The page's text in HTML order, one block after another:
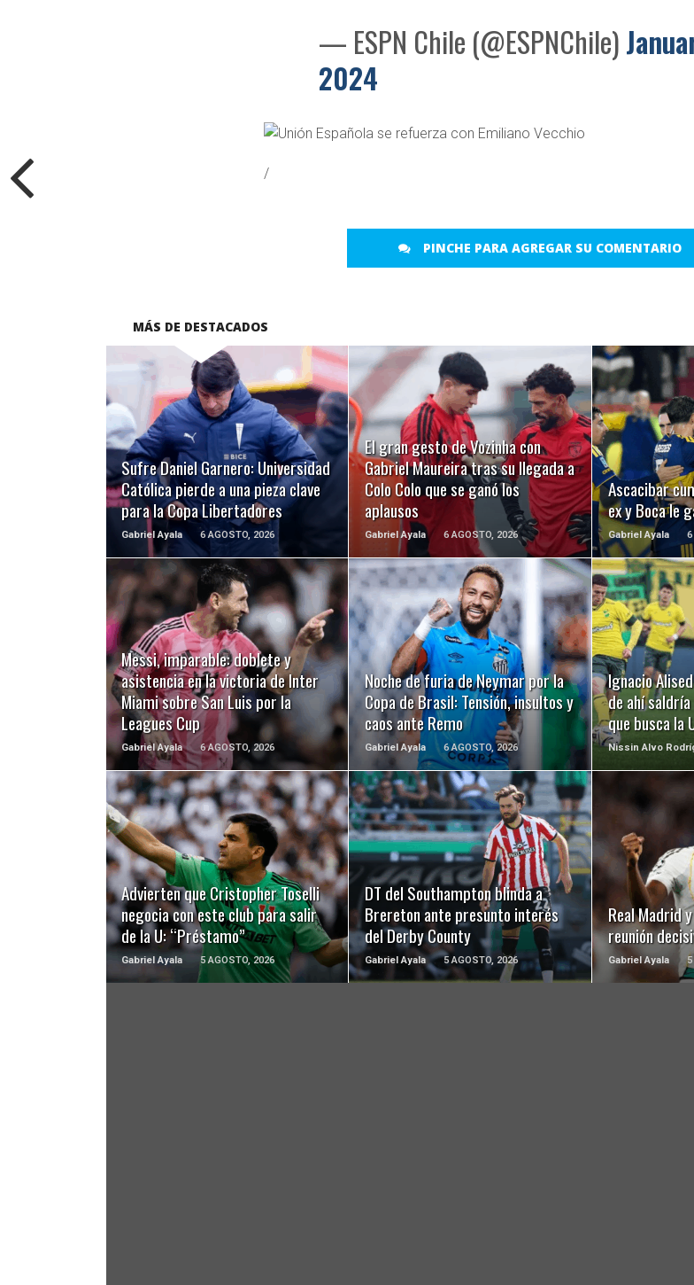
— ESPN Chile (@ESPNChile)
2024
/
PINCHE PARA AGREGAR SU COMENTARIO
MÁS DE DESTACADOS
Sufre Daniel Garnero: Universidad
Católica pierde a una pieza clave
para la Copa Libertadores
Gabriel Ayala 6 AGOSTO, 2026
LEER MÁS
El gran gesto de Vozinha con
Gabriel Maureira tras su llegada a
Colo Colo que se ganó los
aplausos
Gabriel Ayala 6 AGOSTO, 2026
LEER MÁS
Ascacibar
ex y Boca le
Gabriel Ayala 6
Messi, imparable: doblete y
asistencia en la victoria de Inter
Miami sobre San Luis por la
Leagues Cup
Gabriel Ayala 6 AGOSTO, 2026
LEER MÁS
Noche de furia de Neymar por la
Copa de Brasil: Tensión, insultos y
caos ante Remo
Gabriel Ayala 6 AGOSTO, 2026
LEER MÁS
Ignacio
de ahí
que busca la
Nissin Alvo
Advierten que Cristopher Toselli
negocia con este club para salir
de la U: “Préstamo”
Gabriel Ayala 5 AGOSTO, 2026
LEER MÁS
DT del Southampton blinda a
Brereton ante presunto interés
del Derby County
Gabriel Ayala 5 AGOSTO, 2026
LEER MÁS
Real Madrid
reunión
Gabriel Ayala 5